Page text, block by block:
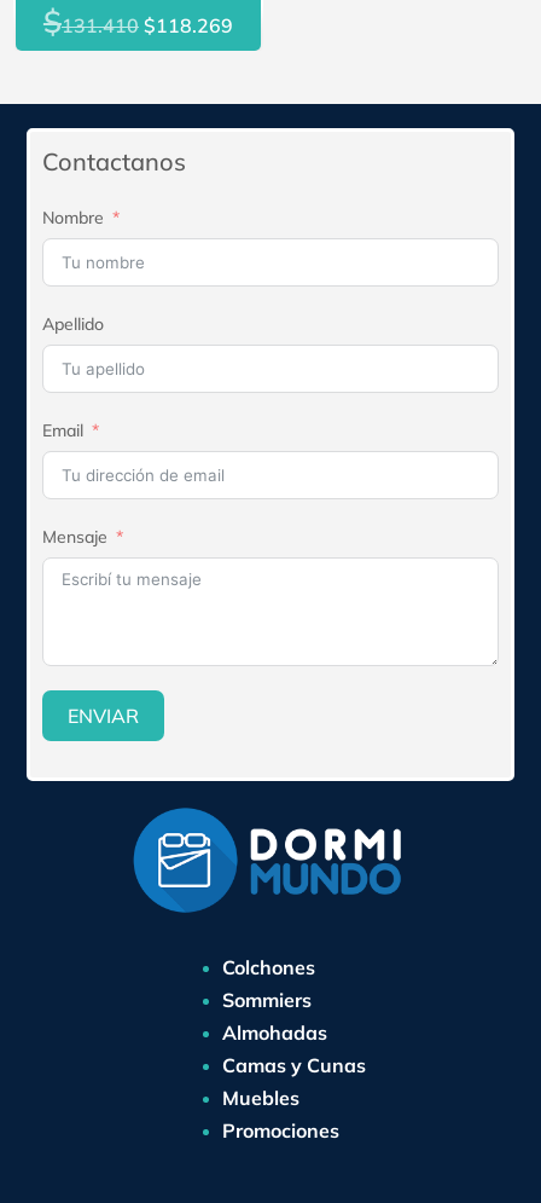
$131.410 El
precio
$118.269El
precio
Colchones
Sommiers
Almohadas
Camas y Cunas
Muebles
Promociones
Contactanos
Nombre
Apellido
Email
Mensaje
ENVIAR